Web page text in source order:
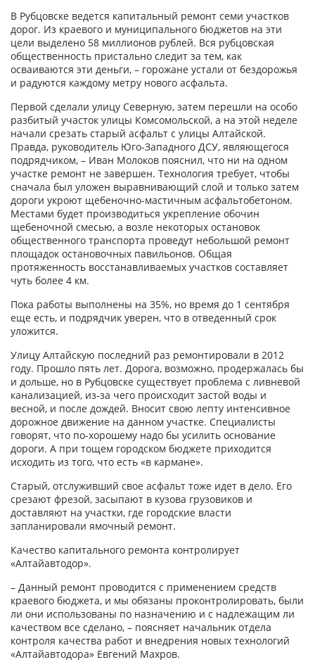
В Рубцовске ведется капитальный ремонт семи участков
дорог. Из краевого и муниципального бюджетов на эти
цели выделено 58 миллионов рублей. Вся рубцовская
общественность пристально следит за тем, как
осваиваются эти деньги, – горожане устали от бездорожья
и радуются каждому метру нового асфальта.
Первой сделали улицу Северную, затем перешли на особо
разбитый участок улицы Комсомольской, а на этой неделе
начали срезать старый асфальт с улицы Алтайской.
Правда, руководитель Юго-Западного ДСУ, являющегося
подрядчиком, – Иван Молоков пояснил, что ни на одном
участке ремонт не завершен. Технология требует, чтобы
сначала был уложен выравнивающий слой и только затем
дороги укроют щебеночно-мастичным асфальтобетоном.
Местами будет производиться укрепление обочин
щебеночной смесью, а возле некоторых остановок
общественного транспорта проведут небольшой ремонт
площадок остановочных павильонов. Общая
протяженность восстанавливаемых участков составляет
чуть более 4 км.
Пока работы выполнены на 35%, но время до 1 сентября
еще есть, и подрядчик уверен, что в отведенный срок
уложится.
Улицу Алтайскую последний раз ремонтировали в 2012
году. Прошло пять лет. Дорога, возможно, продержалась бы
и дольше, но в Рубцовске существует проблема с ливневой
канализацией, из-за чего происходит застой воды и
весной, и после дождей. Вносит свою лепту интенсивное
дорожное движение на данном участке. Специалисты
говорят, что по-хорошему надо бы усилить основание
дороги. А при тощем городском бюджете приходится
исходить из того, что есть «в кармане».
Старый, отслуживший свое асфальт тоже идет в дело. Его
срезают фрезой, засыпают в кузова грузовиков и
доставляют на участки, где городские власти
запланировали ямочный ремонт.
Качество капитального ремонта контролирует
«Алтайавтодор».
– Данный ремонт проводится с применением средств
краевого бюджета, и мы обязаны проконтролировать, были
ли они использованы по назначению и с надлежащим ли
качеством все сделано, – поясняет начальник отдела
контроля качества работ и внедрения новых технологий
«Алтайавтодора» Евгений Махров.